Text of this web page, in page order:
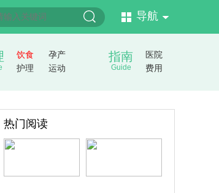
导航
饮食
孕产
护理
运动
指南
Guide
医院
费用
热门阅读